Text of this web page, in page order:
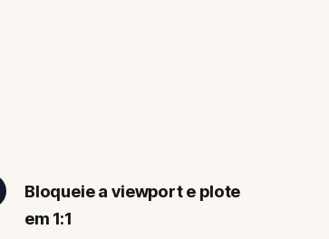
Bloqueie a viewport e plote
em 1:1